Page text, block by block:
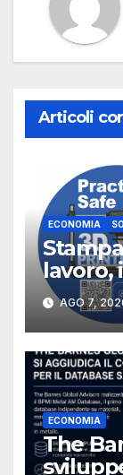
Articoli
ECONOMIA
lavoro,
NIOSH
AGO 7,
ECONOMIA
The